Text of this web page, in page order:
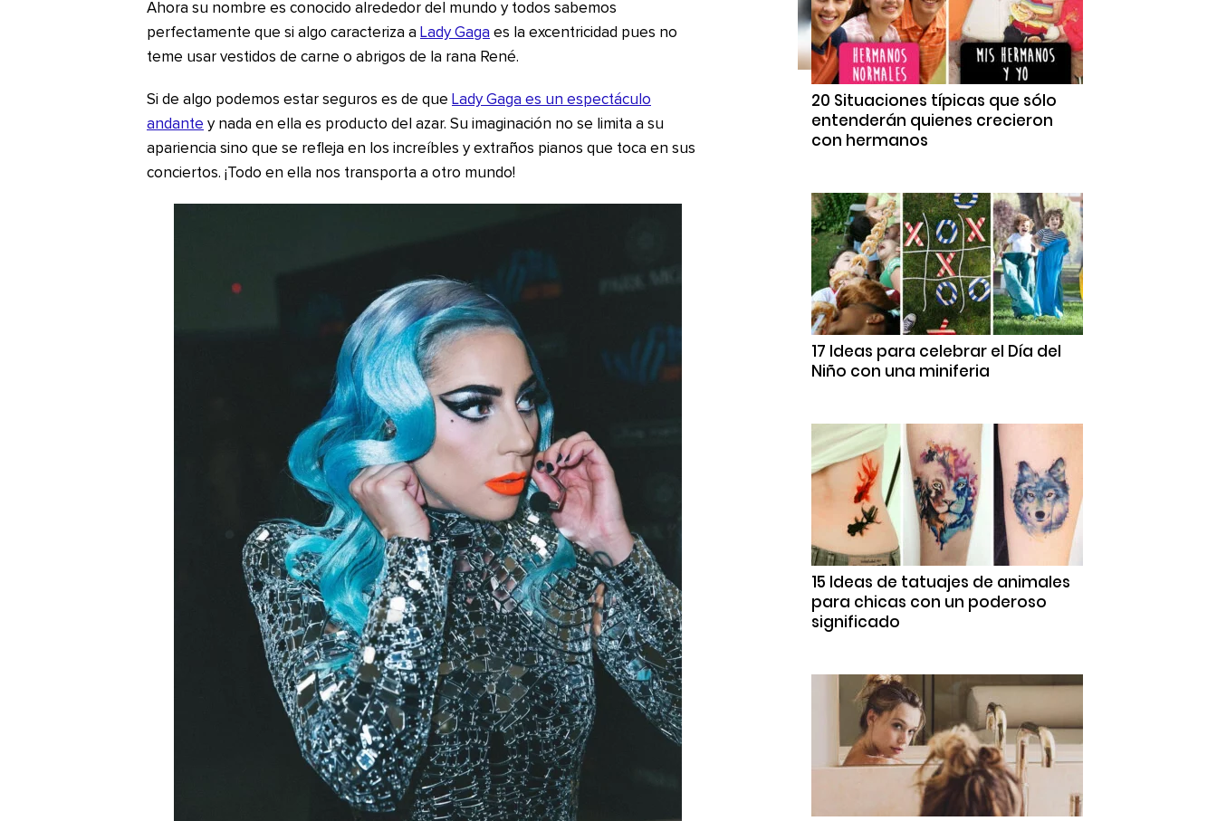
Ahora su nombre es conocido alrededor del mundo y todos sabemos
perfectamente que si algo caracteriza a Lady Gaga es la excentricidad pues no
teme usar vestidos de carne o abrigos de la rana René.
Si de algo podemos estar seguros es de que Lady Gaga es un espectáculo
andante y nada en ella es producto del azar. Su imaginación no se limita a su
apariencia sino que se refleja en los increíbles y extraños pianos que toca en sus
conciertos. ¡Todo en ella nos transporta a otro mundo!
20 Situaciones típicas que sólo
entenderán quienes crecieron
con hermanos
17 Ideas para celebrar el Día del
Niño con una miniferia
15 Ideas de tatuajes de animales
para chicas con un poderoso
significado